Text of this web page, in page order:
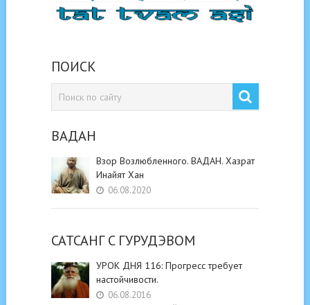
ПОИСК
ВАДАН
Взор Возлюбленного. ВАДАН. Хазрат
Инайят Хан
06.08.2020
САТСАНГ C ГУРУДЭВОМ
УРОК ДНЯ 116: Прогресс требует
настойчивости.
06.08.2016